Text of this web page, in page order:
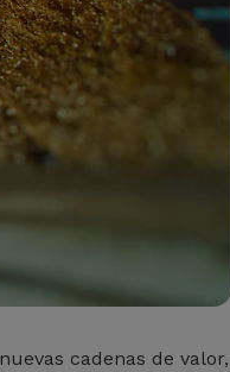
cadenas de valor,